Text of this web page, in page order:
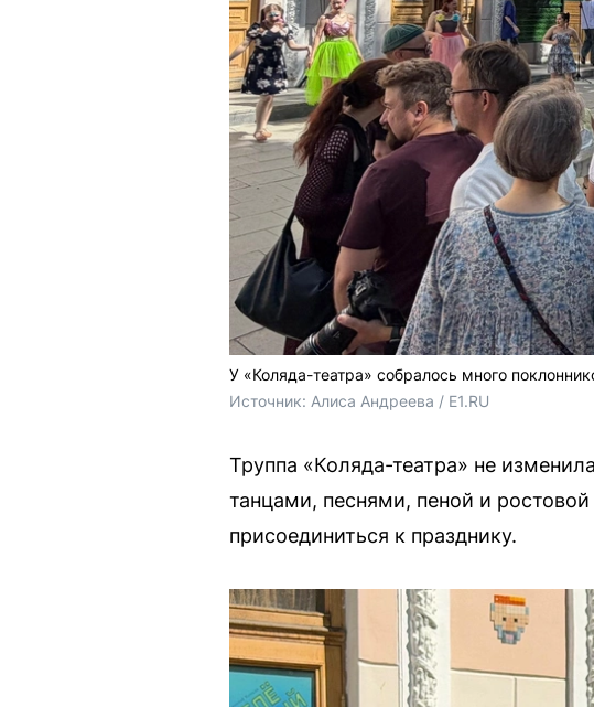
У «Коляда-театра» собралось много
Источник: Алиса Андреева / E1.RU
Труппа «Коляда-театра» не
танцами, песнями, пеной и
присоединиться к празднику.